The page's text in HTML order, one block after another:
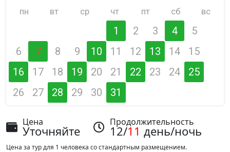
пн вт ср чт пт сб вс
1 2 3 4
5
6
7 8 9 10 11 12 13 14
15
16
17 18 19 20 21 22 23 24
25
26
27 28 29 30 31
Цена
Уточняйте
Продолжительность
12/11 день/ночь
Цена за тур для 1 человека со стандартным размещением.